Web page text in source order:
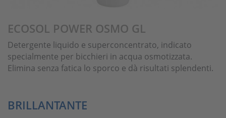
ECOSOL POWER OSMO GL
Detergente liquido e superconcentrato, indicato
specialmente per bicchieri in acqua osmotizzata.
Elimina senza fatica lo sporco e dà risultati splendenti.
BRILLANTANTE